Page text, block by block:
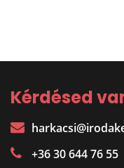
Kérdésed
+36 30 644 76 55